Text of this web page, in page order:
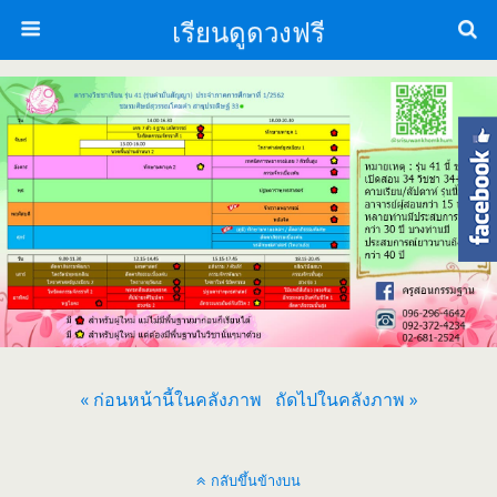
เรียนดูดวงฟรี
« ก่อนหน้านี้ในคลังภาพ ถัดไปในคลังภาพ »
กลับขึ้นข้างบน